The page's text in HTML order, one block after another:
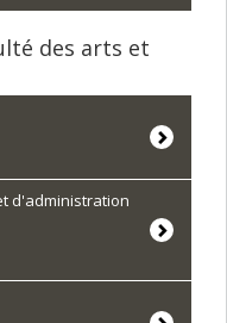
des arts et
d'administration